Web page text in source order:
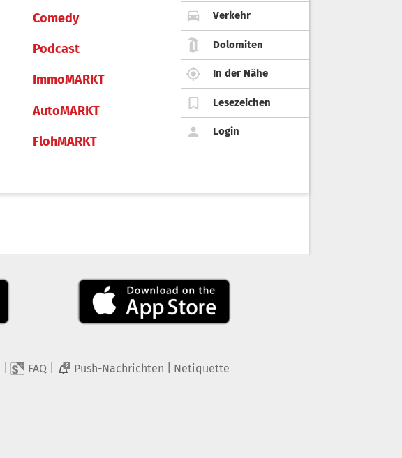
Comedy
Podcast
ImmoMARKT
AutoMARKT
FlohMARKT
Verkehr
Dolomiten
In der Nähe
Lesezeichen
Login
FAQ 2 Push-Nachrichten Netiquette